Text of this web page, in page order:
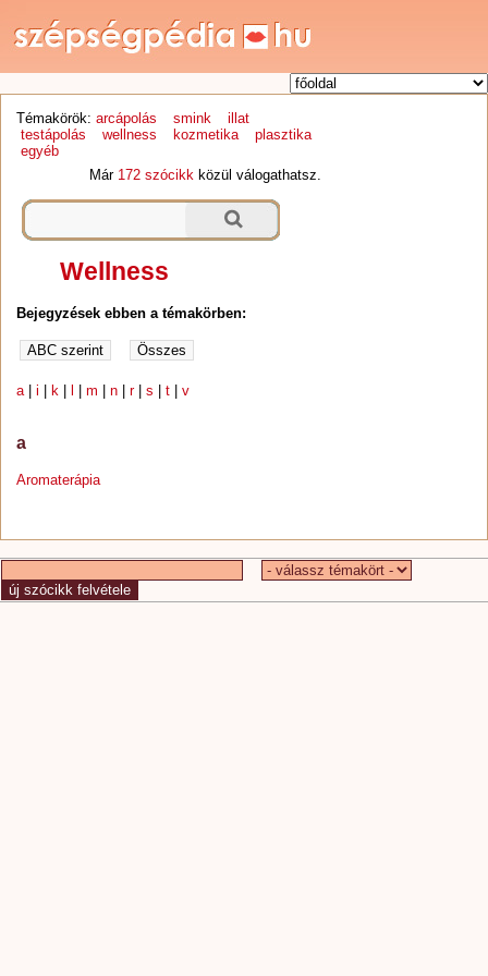
Témakörök: arcápolás smink
illat
testápolás
wellness kozmetika
plasztika
egyéb
Már 172 szócikk közül válogathatsz.
Wellness
Bejegyzések ebben a témakörben:
a|i k |m |n |r|s |t |v
a
Aromaterápia